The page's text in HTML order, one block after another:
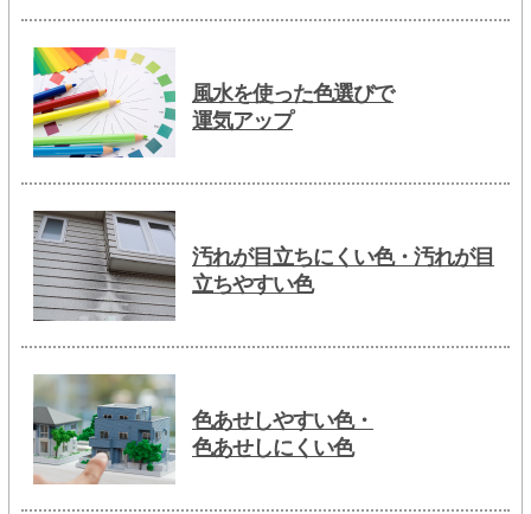
風水を使った色選びで
運気アップ
汚れが目立ちにくい色・汚れが目
立ちやすい色
色あせしやすい色・
色あせしにくい色